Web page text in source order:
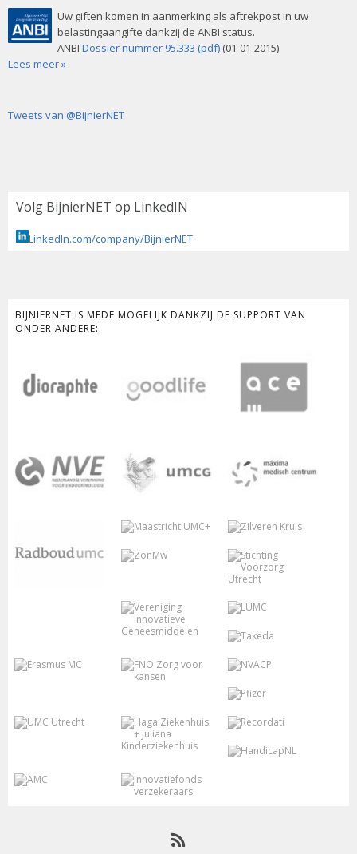
Uw giften komen in aanmerking als aftrekpost in uw
belastingaangifte dankzij de ANBI status.
ANBI Dossier nummer 95.333 (pdf) (01-01-2015).
Lees meer »
Tweets van @BijnierNET
Volg BijnierNET op LinkedIN
LinkedIn.com/company/BijnierNET
BIJNIERNET IS MEDE MOGELIJK DANKZIJ DE SUPPORT VAN
ONDER ANDERE: